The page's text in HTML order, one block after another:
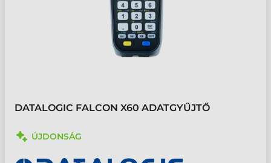
DATALOGIC FALCON X60 ADATGYŰJTŐ
ÚJDONSÁG